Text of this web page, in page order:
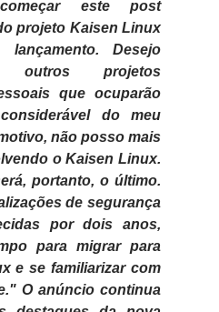
este post
projeto Kaisen Linux
Desejo
outros projetos
que ocuparão
do meu
não posso mais
o Kaisen Linux.
portanto, o último.
de segurança
por dois anos,
para migrar para
e se familiarizar com
O anúncio continua